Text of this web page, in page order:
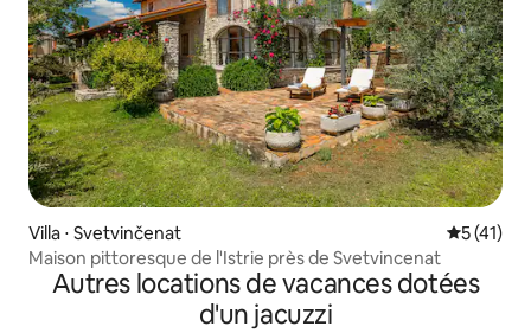
Villa ⋅ Svetvinčenat
5 (41)
Maison pittoresque de l'Istrie près de Svetvincenat
Autres locations de vacances dotées
d'un jacuzzi